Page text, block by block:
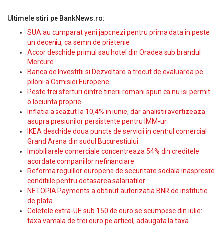
Ultimele stiri pe BankNews.ro:
SUA au cumparat yeni japonezi pentru prima data in peste
un deceniu, ca semn de prietenie
Accor deschide primul sau hotel din Oradea sub brandul
Mercure
Banca de Investitii si Dezvoltare a trecut de evaluarea pe
piloni a Comisiei Europene
Peste trei sferturi dintre tinerii romani spun ca nu isi permit
o locuinta proprie
Inflatia a scazut la 10,4% in iunie, dar analistii avertizeaza
asupra presiunilor persistente pentru IMM-uri
IKEA deschide doua puncte de servicii in centrul comercial
Grand Arena din sudul Bucurestiului
Imobiliarele comerciale concentreaza 54% din creditele
acordate companiilor nefinanciare
Reforma regulilor europene de securitate sociala inaspreste
conditiile pentru detasarea salariatilor
NETOPIA Payments a obtinut autorizatia BNR de institutie
de plata
Coletele extra-UE sub 150 de euro se scumpesc din iulie:
taxa vamala de trei euro pe articol, adaugata la taxa